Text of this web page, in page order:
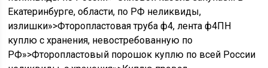
Екатеринбурге, области, по РФ неликвиды,
излишки»>Фторопластовая труба ф4, лента ф4ПН
куплю с хранения, невостребованную по
РФ»>Фторопластовый порошок куплю по всей России